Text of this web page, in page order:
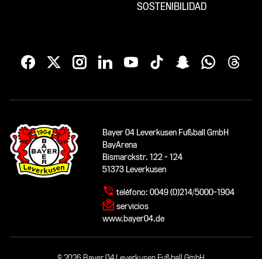
SOSTENIBILIDAD
Bayer 04 Leverkusen Fußball GmbH
BayArena
Bismarckstr. 122 - 124
51373 Leverkusen
teléfono: 0049 (0)214/5000-1904
servicios
www.bayer04.de